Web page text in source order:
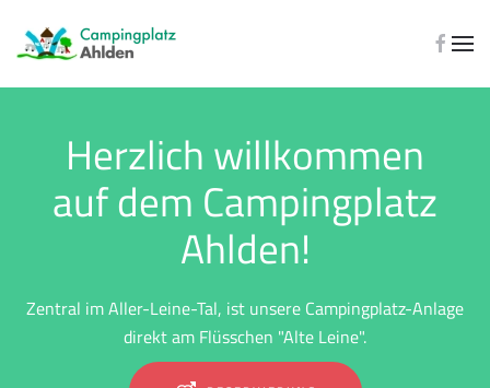
Zum Hauptinhalt springen
Herzlich willkommen
auf dem Campingplatz
Ahlden!
Zentral im Aller-Leine-Tal, ist unsere Campingplatz-Anlage
direkt am Flüsschen "Alte Leine".